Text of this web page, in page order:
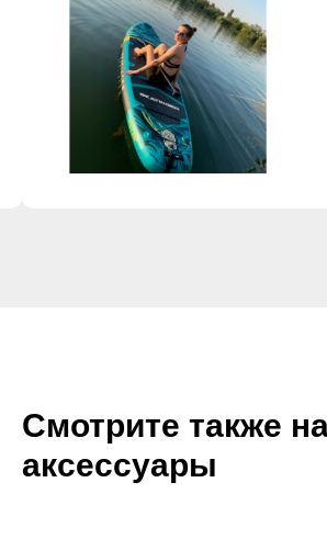
Смотрите также
аксессуары